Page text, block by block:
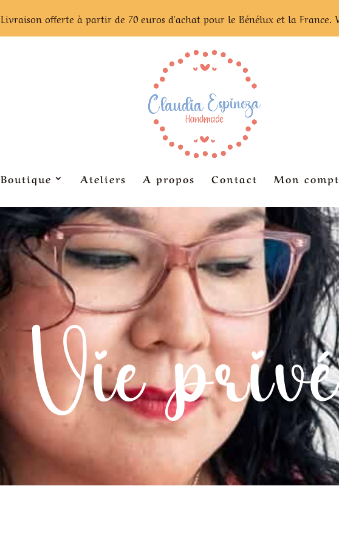
Boutique Ateliers A propos Contact Mon
Vie
Livraison offerte à partir de 70 euros d'achat pour le Bénélux et la France.